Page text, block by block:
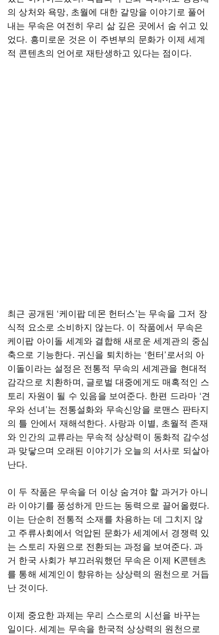
의 상처와 욕망, 초월에 대한 갈망을 이야기로 풀어
내는 무속은 여전히 우리 삶 깊은 곳에서 숨 쉬고 있
었다. 흥미로운 것은 이 주변부의 문화가 이제 세계
적 콘텐츠의 언어로 재탄생하고 있다는 점이다.
최근 공개된 ‘케이팝 데몬 헌터스’는 무속을 그저 장
식적 요소로 소비하지 않는다. 이 작품에서 무속은
케이팝 아이돌 세계와 결합해 새로운 세계관의 중심
축으로 기능한다. 귀신을 퇴치하는 ‘헌터’로서의 아
이돌이라는 설정은 전통적 무속의 세계관을 현대적
감각으로 치환하며, 글로벌 대중에게도 매혹적인 스
토리 자원이 될 수 있음을 보여준다. 한편 드라마 ‘견
우와 선녀’는 전통설화와 무속신앙을 로맨스 판타지
의 틀 안에서 재해석한다. 사랑과 이별, 초월적 존재
와 인간의 교류라는 무속적 상상력이 동화적 감수성
과 맞닿으며 오래된 이야기가 오늘의 서사로 되살아
난다.
이 두 작품은 무속을 더 이상 숨겨야 할 과거가 아니
라 이야기를 풍성하게 만드는 동력으로 끌어올렸다.
이는 단순히 전통적 소재를 차용하는 데 그치지 않
고 주류사회에서 억압된 문화가 세계에서 경쟁력 있
는 스토리 자원으로 전환되는 과정을 보여준다. 과
거 한국 사회가 부끄러워했던 무속은 이제 K콘텐츠
를 통해 세계인이 향유하는 상상력의 원천으로 거듭
난 것이다.
이제 중요한 과제는 우리 스스로의 시선을 바꾸는
일이다. 세계는 무속을 한국적 상상력의 원천으로